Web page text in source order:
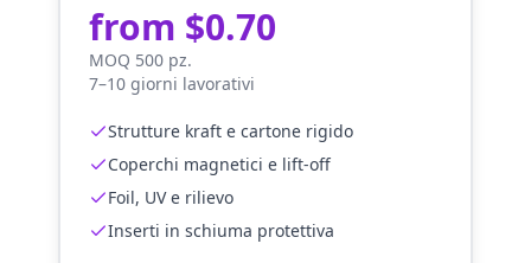
from $0.70
MOQ 500 pz.
7–10 giorni lavorativi
Strutture kraft e cartone rigido
Coperchi magnetici e lift-off
Foil, UV e rilievo
Inserti in schiuma protettiva